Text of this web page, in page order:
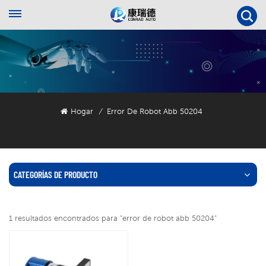
Hogar / Error De Robot Abb 50204
CATEGORÍAS DE PRODUCTO
1 resultados encontrados para "error de robot abb 50204"